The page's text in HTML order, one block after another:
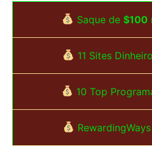
Saque de $100
11 Sites
10 Top
RewardingWays